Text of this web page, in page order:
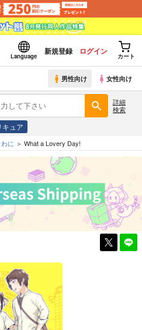
Language
新規登録 ログイン
カート
男性向け 女性向け
詳細
検索
キュア
に What a Lovery Day!